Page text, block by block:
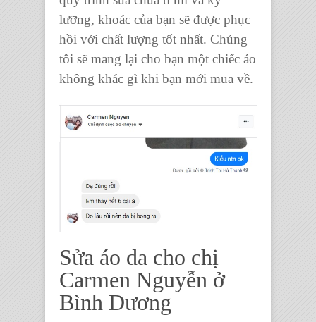
lưỡng, khoác của bạn sẽ được phục
hồi với chất lượng tốt nhất. Chúng
tôi sẽ mang lại cho bạn một chiếc áo
không khác gì khi bạn mới mua về.
Sửa áo da cho chị
Carmen Nguyễn ở
Bình Dương